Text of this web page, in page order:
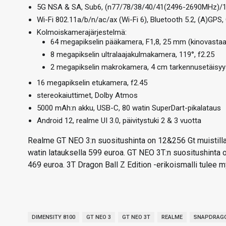
5G NSA & SA, Sub6, (n77/78/38/40/41(2496-
Wi-Fi 802.11a/b/n/ac/ax (Wi-Fi 6), Bluetooth 5.2, (A)GPS,
Kolmoiskamerajärjestelmä:
64 megapikselin pääkamera, F1,8, 25 mm
8 megapikselin ultralaajakulmakamera, 119°, f2.25
2 megapikselin makrokamera, 4 cm
16 megapikselin etukamera, f2.45
stereokaiuttimet, Dolby Atmos
5000 mAh:n akku, USB-C, 80 watin SuperDart-pikalataus
Android 12, realme UI 3.0, päivitystuki 2 & 3 vuotta
Realme GT NEO 3:n suositushinta on 12&256 Gt
watin latauksella 599 euroa. GT NEO 3T:n
469 euroa. 3T Dragon Ball Z Edition -erikoismalli tulee
DIMENSITY 8100 GT NEO 3 GT NEO 3T REALME